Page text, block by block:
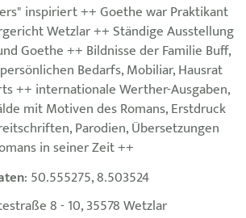
inspiriert ++ Goethe war Praktikant
Wetzlar ++ Ständige Ausstellung
Goethe ++ Bildnisse der Familie Buff,
Bedarfs, Mobiliar, Hausrat
++ internationale Werther-Ausgaben,
mit Motiven des Romans, Erstdruck
Parodien, Übersetzungen
in seiner Zeit ++
: 50.555275, 8.503524
8 - 10, 35578 Wetzlar